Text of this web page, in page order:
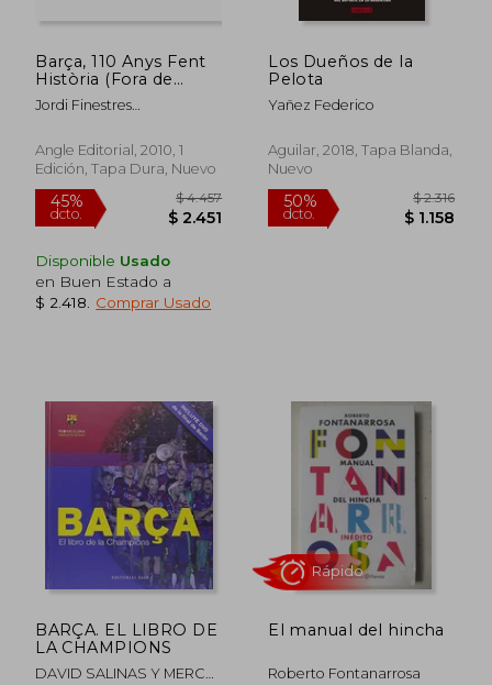
45% $ 3.032
$ 1.668
45%
dcto.
Barça, 110 Anys Fent
Història (Fora de
Col·Leccio) (en
Catalán)
Jordi Finestres
Maria Sol&Eacute; I
Sabat&Eacute;; Xavier
Pujades Mart&Iacute;;
Antoni Bassas Onieva
Angle Editorial, 2010, 1
Edición, Tapa Dura, Nuevo
Disponible Usado
en Buen Estado a
$ 2.418
Comprar Usado
Los Dueños de la
Pelota
Yañez Federico
Aguilar, 2018, Tapa Blanda,
Nuevo
BARÇA. EL LIBRO DE
LA CHAMPIONS
DAVID SALINAS Y MERCÈ
El manual del hincha
Roberto Fontanarrosa